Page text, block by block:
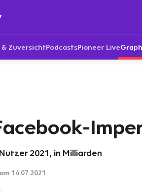
ZuversichtPodcastsPioneer Live
2021, in Milliarden
am 14.07.2021